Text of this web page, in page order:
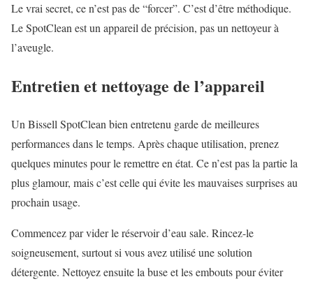
Le vrai secret, ce n’est pas de “forcer”. C’est d’être méthodique.
Le SpotClean est un appareil de précision, pas un nettoyeur à
l’aveugle.
Entretien et nettoyage de l’appareil
Un Bissell SpotClean bien entretenu garde de meilleures
performances dans le temps. Après chaque utilisation, prenez
quelques minutes pour le remettre en état. Ce n’est pas la partie la
plus glamour, mais c’est celle qui évite les mauvaises surprises au
prochain usage.
Commencez par vider le réservoir d’eau sale. Rincez-le
soigneusement, surtout si vous avez utilisé une solution
détergente. Nettoyez ensuite la buse et les embouts pour éviter